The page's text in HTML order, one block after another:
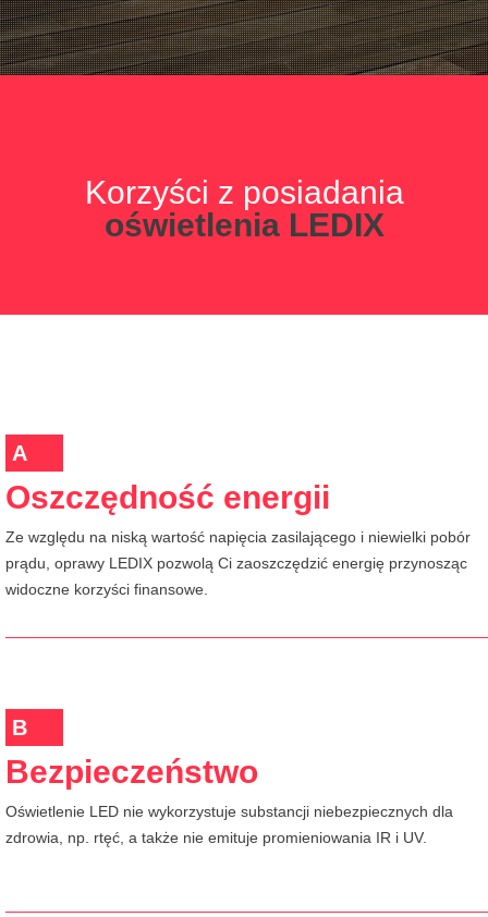
Korzyści z posiadania
oświetlenia LEDIX
A
Oszczędność energii
Ze względu na niską wartość napięcia zasilającego i niewielki pobór
prądu, oprawy LEDIX pozwolą Ci zaoszczędzić energię przynosząc
widoczne korzyści finansowe.
B
Bezpieczeństwo
Oświetlenie LED nie wykorzystuje substancji niebezpiecznych dla
zdrowia, np. rtęć, a także nie emituje promieniowania IR i UV.